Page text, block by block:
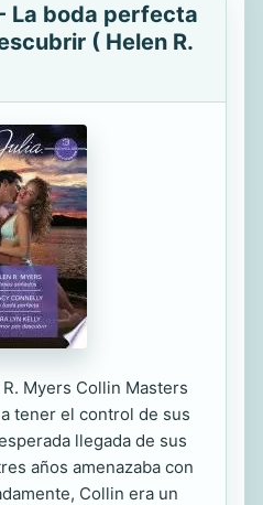
La boda perfecta
( Helen R.
Myers Collin Masters
tener el control de sus
llegada de sus
años amenazaba con
Collin era un